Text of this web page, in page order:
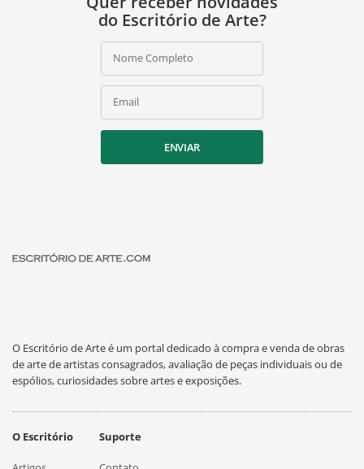
do Escritório de Arte?
Nome Completo
Email
ENVIAR
O Escritório de Arte é um portal dedicado à compra e venda de obras
de arte de artistas consagrados, avaliação de peças individuais ou de
espólios, curiosidades sobre artes e exposições.
O Escritório Suporte